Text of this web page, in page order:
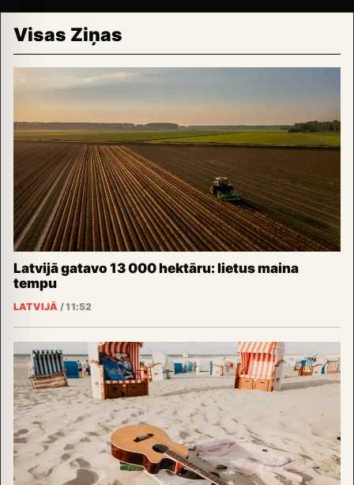
Visas Ziņas
Latvijā gatavo 13 000 hektāru: lietus maina
tempu
LATVIJĀ /11:52